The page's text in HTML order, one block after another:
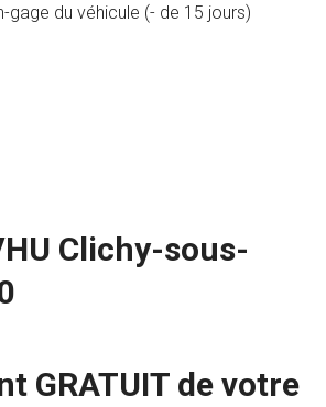
gage du véhicule (- de 15 jours)
Clichy-sous-
GRATUIT de votre